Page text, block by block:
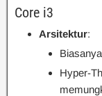
Core i3
Arsitektur:
Hyper-